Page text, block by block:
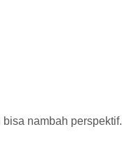
nambah perspektif.